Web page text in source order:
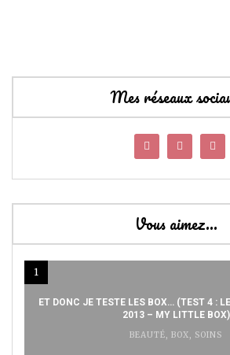
Mes réseaux
Vous aimez…
1
ET DONC JE TESTE LES BOX… (TEST 4 :
2013 – MY LITTLE BOX)
BEAUTÉ, BOX, SOINS